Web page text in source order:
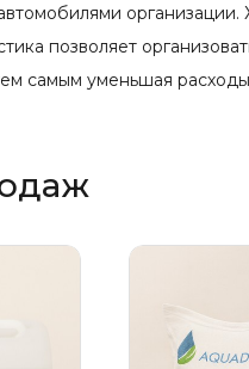
позволяет
самым уменьшая